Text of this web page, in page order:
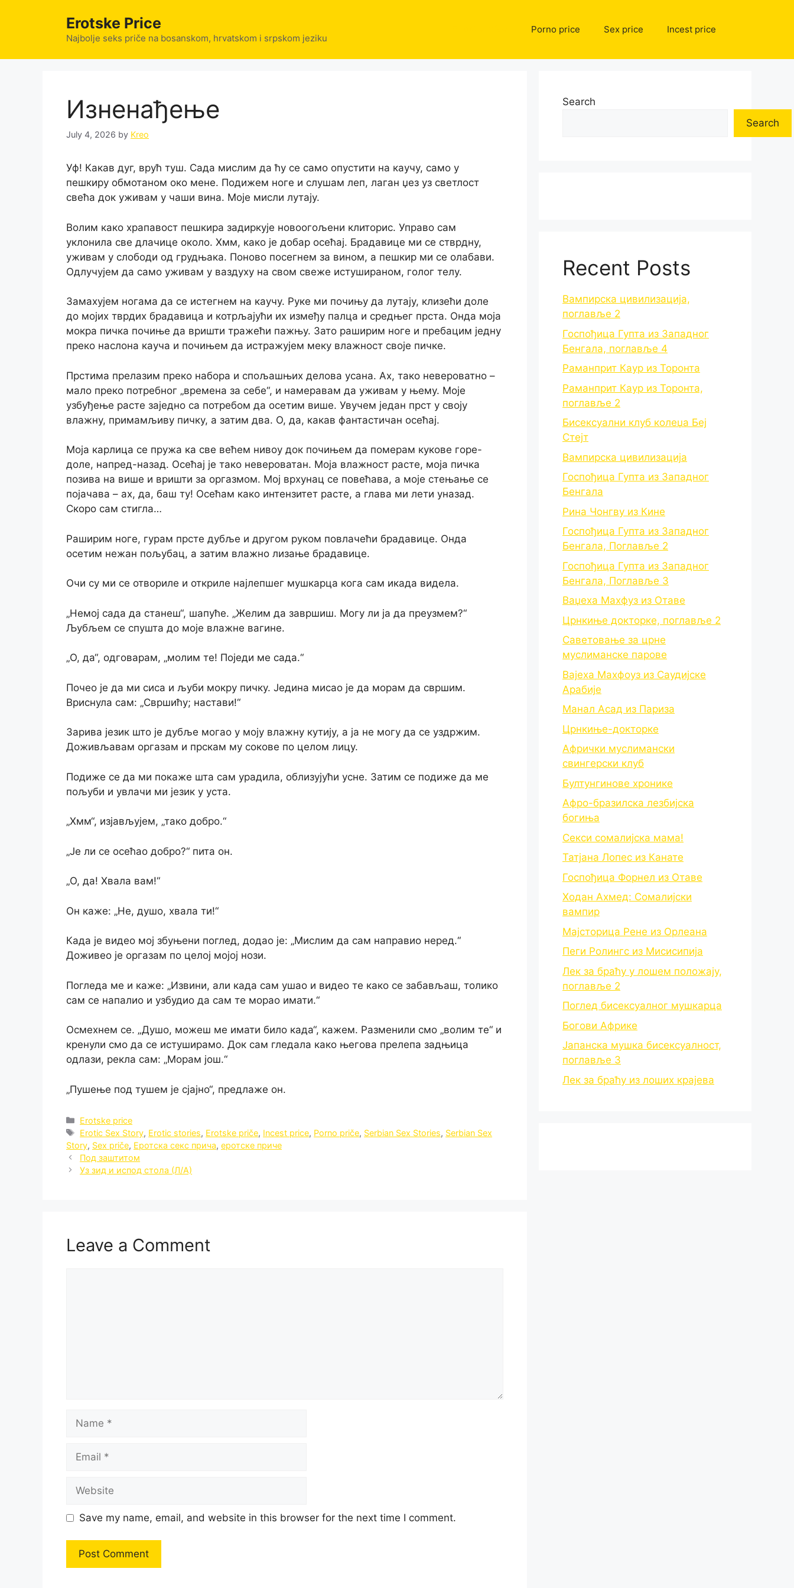
Erotske Price
Najbolje seks priče na bosanskom, hrvatskom i srpskom jeziku
Porno price Sex price Incest price
Изненађење
July 4, 2026 by Kreo
Уф! Какав дуг, врућ туш. Сада мислим да ћу се само опустити на каучу, само у
пешкиру обмотаном око мене. Подижем ноге и слушам леп, лаган џез уз светлост
свећа док уживам у чаши вина. Моје мисли лутају.
Волим како храпавост пешкира задиркује новоогољени клиторис. Управо сам
уклонила све длачице около. Хмм, како је добар осећај. Брадавице ми се стврдну,
уживам у слободи од грудњака. Поново посегнем за вином, а пешкир ми се олабави.
Одлучујем да само уживам у ваздуху на свом свеже истушираном, голог телу.
Замахујем ногама да се истегнем на каучу. Руке ми почињу да лутају, клизећи доле
до мојих тврдих брадавица и котрљајући их између палца и средњег прста. Онда моја
мокра пичка почиње да вришти тражећи пажњу. Зато раширим ноге и пребацим једну
преко наслона кауча и почињем да истражујем меку влажност своје пичке.
Прстима прелазим преко набора и спољашњих делова усана. Ах, тако невероватно –
мало преко потребног „времена за себе“, и намеравам да уживам у њему. Моје
узбуђење расте заједно са потребом да осетим више. Увучем један прст у своју
влажну, примамљиву пичку, а затим два. О, да, какав фантастичан осећај.
Моја карлица се пружа ка све већем нивоу док почињем да померам кукове горе-
доле, напред-назад. Осећај је тако невероватан. Моја влажност расте, моја пичка
позива на више и вришти за оргазмом. Мој врхунац се повећава, а моје стењање се
појачава – ах, да, баш ту! Осећам како интензитет расте, а глава ми лети уназад.
Скоро сам стигла…
Раширим ноге, гурам прсте дубље и другом руком повлачећи брадавице. Онда
осетим нежан пољубац, а затим влажно лизање брадавице.
Очи су ми се отвориле и откриле најлепшег мушкарца кога сам икада видела.
„Немој сада да станеш“, шапуће. „Желим да завршиш. Могу ли ја да преузмем?“
Љубљем се спушта до моје влажне вагине.
„О, да“, одговарам, „молим те! Поједи ме сада.“
Почео је да ми сиса и љуби мокру пичку. Једина мисао је да морам да свршим.
Вриснула сам: „Свршићу; настави!“
Зарива језик што је дубље могао у моју влажну кутију, а ја не могу да се уздржим.
Доживљавам оргазам и прскам му сокове по целом лицу.
Подиже се да ми покаже шта сам урадила, облизујући усне. Затим се подиже да ме
пољуби и увлачи ми језик у уста.
„Хмм“, изјављујем, „тако добро.“
„Је ли се осећао добро?“ пита он.
„О, да! Хвала вам!“
Он каже: „Не, душо, хвала ти!“
Када је видео мој збуњени поглед, додао је: „Мислим да сам направио неред.“
Доживео је оргазам по целој мојој нози.
Погледа ме и каже: „Извини, али када сам ушао и видео те како се забављаш, толико
сам се напалио и узбудио да сам те морао имати.“
Осмехнем се. „Душо, можеш ме имати било када“, кажем. Разменили смо „волим те“ и
кренули смо да се истуширамо. Док сам гледала како његова прелепа задњица
одлази, рекла сам: „Морам још.“
„Пушење под тушем је сјајно“, предлаже он.
Categories
Erotske price
Tags
Erotic Sex Story, Erotic stories, Erotske priče, Incest price, Porno priče, Serbian Sex Stories, Serbian Sex
Story, Sex priče, Еротска секс прича, еротске приче
Под заштитом
Уз зид и испод стола (Л/А)
Leave a Comment
Save my name, email, and website in this browser for the next time I comment.
Search
Search
Recent Posts
Вампирска цивилизација,
поглавље 2
Госпођица Гупта из Западног
Бенгала, поглавље 4
Раманприт Каур из Торонта
Раманприт Каур из Торонта,
поглавље 2
Бисексуални клуб колеџа Беј
Стејт
Вампирска цивилизација
Госпођица Гупта из Западног
Бенгала
Рина Чонгву из Кине
Госпођица Гупта из Западног
Бенгала, Поглавље 2
Госпођица Гупта из Западног
Бенгала, Поглавље 3
Ваџеха Махфуз из Отаве
Црнкиње докторке, поглавље 2
Саветовање за црне
муслиманске парове
Вајеха Махфоуз из Саудијске
Арабије
Манал Асад из Париза
Црнкиње-докторке
Афрички муслимански
свингерски клуб
Бултунгинове хронике
Афро-бразилска лезбијска
богиња
Секси сомалијска мама!
Татјана Лопес из Канате
Госпођица Форнел из Отаве
Ходан Ахмед: Сомалијски
вампир
Мајсторица Рене из Орлеана
Пеги Ролингс из Мисисипија
Лек за браћу у лошем положају,
поглавље 2
Поглед бисексуалног мушкарца
Богови Африке
Јапанска мушка бисексуалност,
поглавље 3
Лек за браћу из лоших крајева